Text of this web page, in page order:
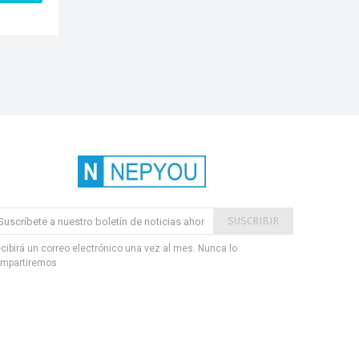
SUSCRIBIR
un correo electrónico una vez al mes. Nunca lo